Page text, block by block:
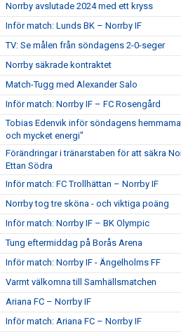
Norrby avslutade 2024 med ett kryss
Inför match: Lunds BK – Norrby IF
TV: Se målen från söndagens 2-0-seger
Norrby säkrade kontraktet
Match-Tugg med Alexander Salo
Inför match: Norrby IF – FC Rosengård
Tobias Edenvik inför söndagens
och mycket energi"
Förändringar i tränarstaben för att säkra
Ettan Södra
Inför match: FC Trollhättan – Norrby IF
Norrby tog tre sköna - och viktiga poäng
Inför match: Norrby IF – BK Olympic
Tung eftermiddag på Borås Arena
Inför match: Norrby IF - Ängelholms FF
Varmt välkomna till Samhällsmatchen
Ariana FC – Norrby IF
Inför match: Ariana FC – Norrby IF